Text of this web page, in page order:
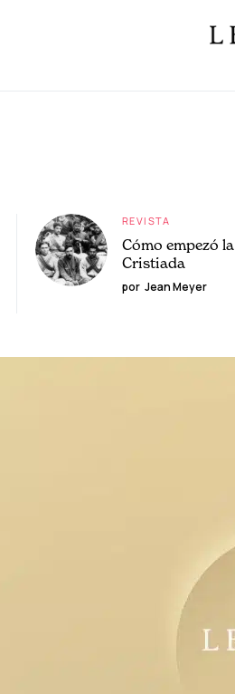
REVISTA
Cómo empezó la
Cristiada
por Jean Meyer